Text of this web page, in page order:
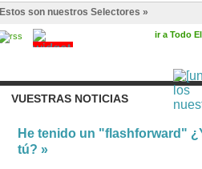
Estos son nuestros Selectores »
ir a Todo
VUESTRAS NOTICIAS
He tenido un "flashforward"
tú? »